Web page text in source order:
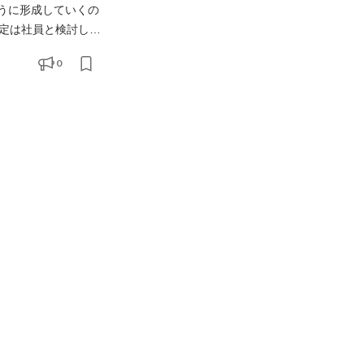
に形成していくの
は社員と検討しつ
わせを目指す仕
0